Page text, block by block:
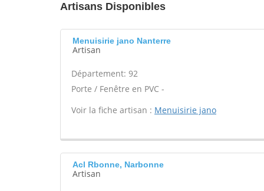
Artisans Disponibles
Menuisirie jano Nanterre
Artisan
Département: 92
Porte / Fenêtre en PVC -
Voir la fiche artisan : Menuisirie jano
Acl Rbonne, Narbonne
Artisan